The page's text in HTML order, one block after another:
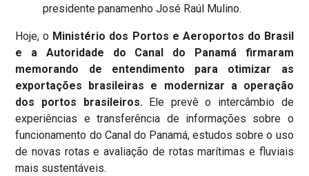
presidente panamenho José Raúl Mulino.
Hoje, o Ministério dos Portos e Aeroportos do Brasil
e a Autoridade do Canal do Panamá firmaram
memorando de entendimento para otimizar as
exportações brasileiras e modernizar a operação
dos portos brasileiros.Ele prevê o intercâmbio de
experiências e transferência de informações sobre o
funcionamento do Canal do Panamá, estudos sobre o uso
de novas rotas e avaliação de rotas marítimas e fluviais
mais sustentáveis.